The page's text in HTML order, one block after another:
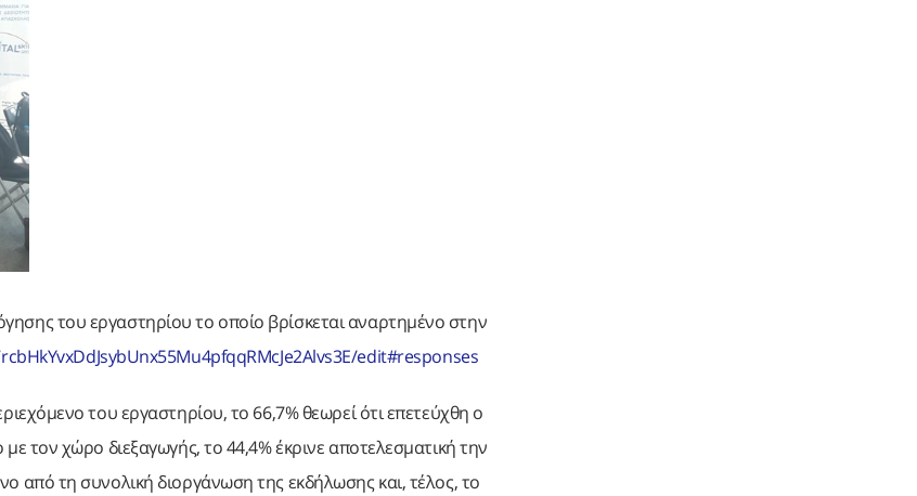
του εργαστηρίου το οποίο βρίσκεται αναρτημένο στην
edit#responses
του εργαστηρίου, το 66,7% θεωρεί ότι επετεύχθη ο
τον χώρο διεξαγωγής, το 44,4% έκρινε αποτελεσματική την
από τη συνολική διοργάνωση της εκδήλωσης και, τέλος, το